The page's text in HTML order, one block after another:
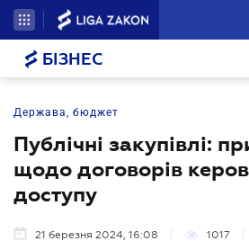
БІЗНЕС
Держава, бюджет
Публічні закупівлі:
щодо договорів
доступу
21 березня 2024, 16:08 1017